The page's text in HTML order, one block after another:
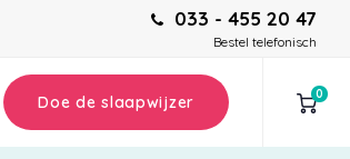
033 - 455 20 47
Bestel telefonisch
Doe de slaapwijzer 0